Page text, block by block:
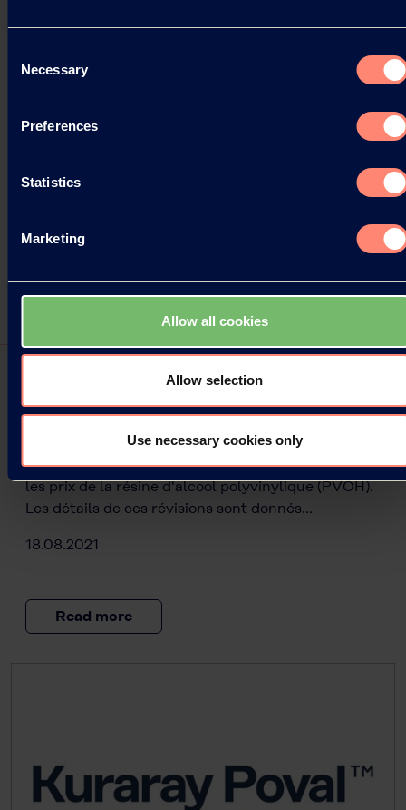
Selection
Necessary
Preferences
Statistics
Marketing
Allow all cookies
Allow selection
Use necessary cookies only
Kuraray annonce sa décision de réviser à la hausse
les prix de la résine d'alcool polyvinylique (PVOH).
Les détails de ces révisions sont donnés…
18.08.2021
Read more